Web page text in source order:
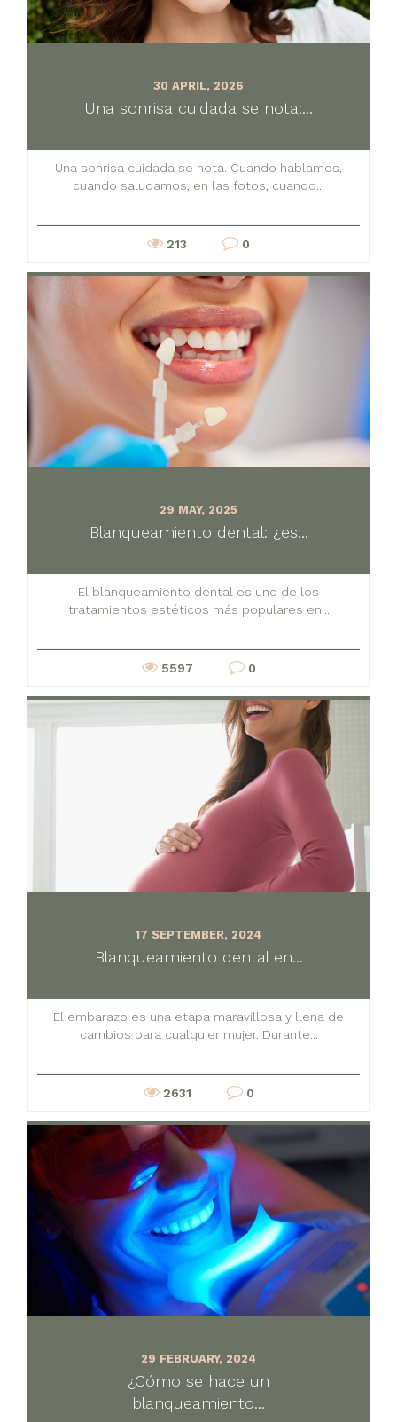
30 APRIL, 2026
Una sonrisa cuidada se nota:...
Una sonrisa cuidada se nota. Cuando hablamos,
cuando saludamos, en las fotos, cuando...
213 0
29 MAY, 2025
Blanqueamiento dental: ¿es...
El blanqueamiento dental es uno de los
tratamientos estéticos más populares en...
5597 0
17 SEPTEMBER, 2024
Blanqueamiento dental en...
El embarazo es una etapa maravillosa y llena de
cambios para cualquier mujer. Durante...
2631 0
29 FEBRUARY, 2024
¿Cómo se hace un
blanqueamiento...